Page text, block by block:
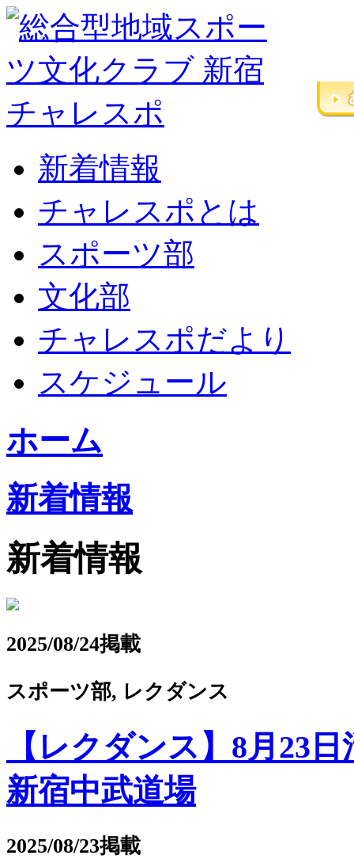
新着情報
チャレスポとは
スポーツ部
文化部
チャレスポだより
スケジュール
ホーム
新着情報
新着情報
2025/08/24掲載
スポーツ部, レクダンス
【レクダンス】8月23
新宿中武道場
2025/08/23掲載